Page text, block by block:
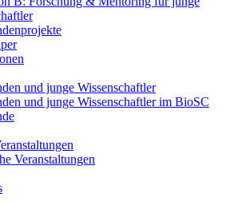
und junge Wissenschaftler
und junge Wissenschaftler im BioSC
Veranstaltungen